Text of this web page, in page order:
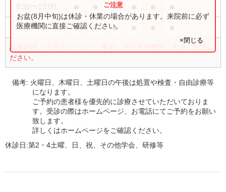
●
15:30〜17:30 ● ● ●
診療時間・内容等について、事前に必ず医療機関に直接ご確認く
ださい。
お盆(8月中旬)は休診・休業の場合があります。来院前に必ず
医療機関に直接ご確認ください。
×閉じる
備考: 火曜日、木曜日、土曜日の午後は処置や検査・自由診療等
になります。
ご予約の患者様を優先的に診療させていただいておりま
す。受診の際はホームページ、お電話にてご予約をお願い
致します。
詳しくはホームページをご確認ください。
休診日:第2・4土曜、日、祝、その他学会、研修等